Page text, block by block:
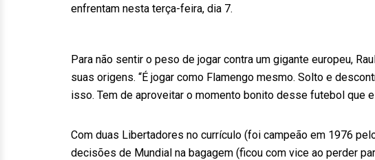
enfrentam nesta terça-feira, dia 7.
Para não sentir o peso de jogar contra um gigante europeu,
suas origens. “É jogar como Flamengo mesmo. Solto e
isso. Tem de aproveitar o momento bonito desse futebol que
Com duas Libertadores no currículo (foi campeão em 1976
decisões de Mundial na bagagem (ficou com vice ao perder